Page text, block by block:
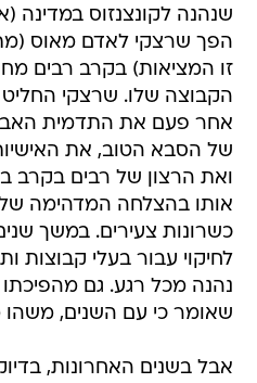
שנהנה לקונצנזוס במדינה
הפך שרצקי לאדם מאוס
זו המציאות) בקרב רבים
הקבוצה שלו. שרצקי החליט
אחר פעם את התדמית
של הסבא הטוב, את
ואת הרצון של רבים בקרב
אותו בהצלחה המדהימה שלו
כשרונות צעירים. במשך
לחיקוי עבור בעלי קבוצות
נהנה מכל רגע. גם
שאומר כי עם השנים, משהו
אבל בשנים האחרונות,